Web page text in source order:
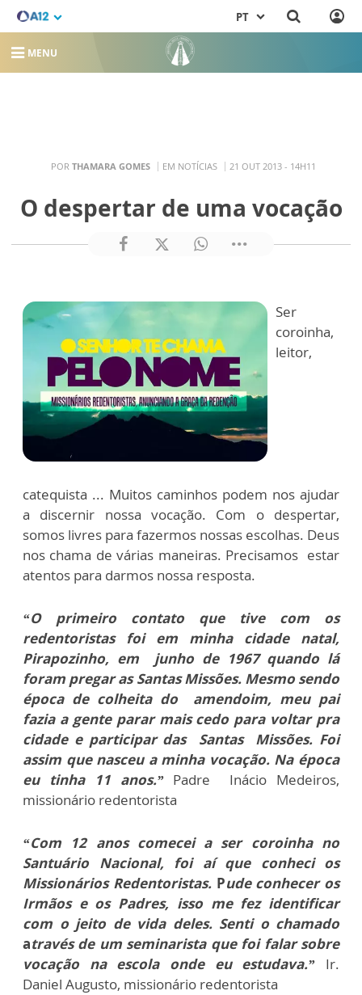
PT
MENU
POR THAMARA GOMES EM NOTÍCIAS 21 OUT 2013 - 14H11
O despertar de uma vocação
Ser
coroinha,
leitor,
catequista ... Muitos caminhos podem nos ajudar
a discernir nossa vocação. Com o despertar,
somos livres para fazermos nossas escolhas. Deus
nos chama de várias maneiras. Precisamos estar
atentos para darmos nossa resposta.
“O primeiro contato que tive com os
redentoristas foi em minha cidade natal,
Pirapozinho, em junho de 1967 quando lá
foram pregar as Santas Missões. Mesmo sendo
época de colheita do amendoim, meu pai
fazia a gente parar mais cedo para voltar pra
cidade e participar das Santas Missões. Foi
assim que nasceu a minha vocação. Na época
eu tinha 11 anos.” Padre Inácio Medeiros,
missionário redentorista
“Com 12 anos comecei a ser coroinha no
Santuário Nacional, foi aí que conheci os
Missionários Redentoristas.Pude conhecer os
Irmãos e os Padres, isso me fez identificar
com o jeito de vida deles. Senti o chamado
através de um seminarista que foi falar sobre
vocação na escola onde eu estudava.” Ir.
Daniel Augusto, missionário redentorista